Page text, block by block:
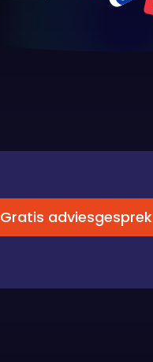
Gratis adviesgesprek